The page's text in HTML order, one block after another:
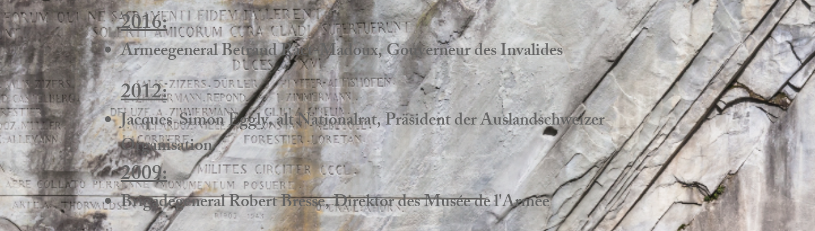
2016:
Armeegeneral Betrand Ract-Madoux, Gouverneur des Invalides
2012:
Jacques-Simon Eggly, alt Nationalrat, Präsident der Auslandschweizer-
Organisation
2009:
Brigadegeneral Robert Bresse, Direktor des Musée de l'Armée